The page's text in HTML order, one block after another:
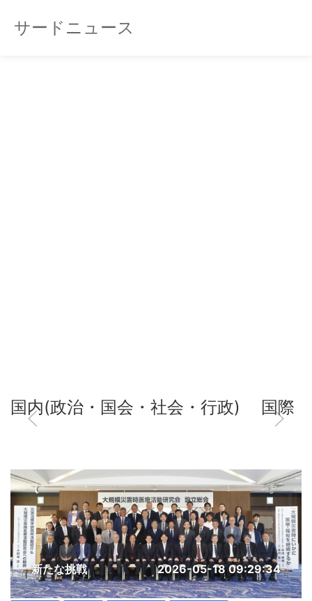
サードニュース
国内(政治・国会・社会・行政) 国際
新たな挑戦 2026-05-18 09:29:34